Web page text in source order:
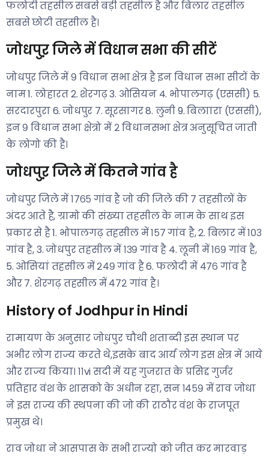
फलोदी तहसील सबसे बड़ी तहसील है और बिलार तहसील
सबसे छोटी तहसील है।
जोधपुऱ जिले में विधान सभा की सीटें
जोधपुर जिले में ९ विधान सभा क्षेत्र है इन विधान सभा सीटों के
नाम 1. लोहारत 2. शेरगढ़ 3. ओसियन 4. भोपालगढ़ (एससी) 5.
सरदारपुरा 6. जोधपुर 7. सूरसागर 8. लुनी 9. बिलाारा (एससी),
इन ९ विधान सभा क्षेत्रो में २ विधानसभा क्षेत्र अनुसूचित जाती
के लोगो की है।
जोधपुऱ जिले में कितने गांव है
जोधपुर जिले में १७६५ गांव है जो की जिले की ७ तहसीलों के
अंदर आते है, ग्रामो की संख्या तहसील के नाम के साथ इस
प्रकार से है 1. भोपालगढ़ तहसील में १५७ गांव है, 2. बिलार में १०३
गांव है, 3. जोधपुर तहसील में १३९ गांव है 4. लूनी में १६९ गांव है,
5. ओसियां तहसील में २४९ गांव है 6. फलोदी में ४७६ गांव है
और 7. शेरगढ़ तहसील में ४७२ गांव है।
History of Jodhpur in Hindi
रामायण के अनुसार जोधपुर चौथी शताब्दी इस स्थान पर
अभीर लोग राज्य करते थे,इसके बाद आर्य लोग इस क्षेत्र में आये
और राज्य किया। ११vi सदी में यह गुजरात के प्रसिद्द गुर्जर
प्रतिहार वंश के शासको के अधीन रहा, सन १४५९ में राव जोधा
ने इस राज्य की स्थपना की जो की राठौर वंश के राजपूत
प्रमुख थे।
राव जोधा ने आसपास के सभी राज्यो को जीत कर मारवाड़